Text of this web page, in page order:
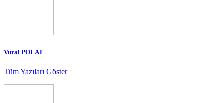
Vural POLAT
Tüm Yazıları Göster